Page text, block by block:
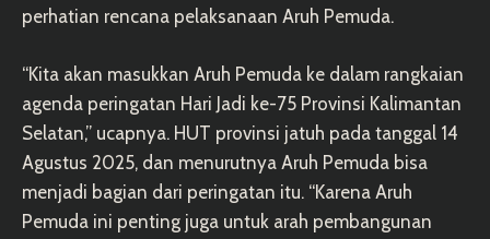
perhatian rencana pelaksanaan Aruh Pemuda.
“Kita akan masukkan Aruh Pemuda ke dalam rangkaian
agenda peringatan Hari Jadi ke-75 Provinsi Kalimantan
Selatan,” ucapnya. HUT provinsi jatuh pada tanggal 14
Agustus 2025, dan menurutnya Aruh Pemuda bisa
menjadi bagian dari peringatan itu. “Karena Aruh
Pemuda ini penting juga untuk arah pembangunan